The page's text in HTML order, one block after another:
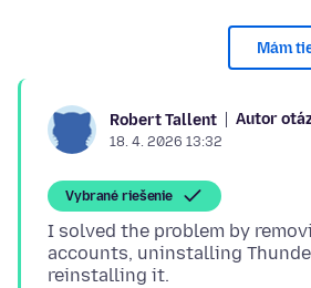
Mám
Robert Tallent Autor
18. 4. 2026 13:32
Vybrané riešenie
I solved the problem by
accounts, uninstalling